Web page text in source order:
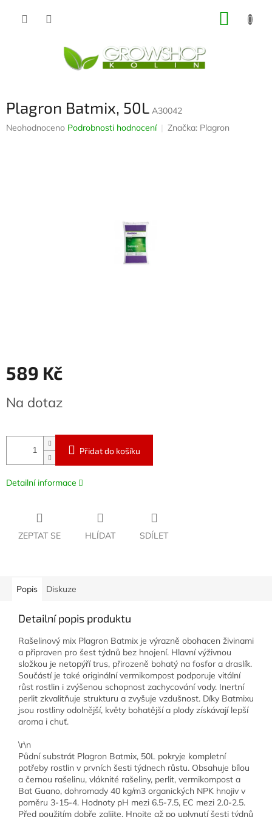
Plagron Batmix, 50L A30042
Průměrné
Neohodnoceno Podrobnosti hodnocení Značka: Plagron
589 Kč
cena:
Na dotaz
Přidat do košíku
Detailní informace
ZEPTAT SE HLÍDAT SDÍLET
Popis Diskuze
Detailní popis produktu
Rašelinový mix Plagron Batmix je výrazně obohacen živinami
a připraven pro šest týdnů bez hnojení. Hlavní výživnou
složkou je netopýří trus, přirozeně bohatý na fosfor a draslík.
Součástí je také originální vermikompost podporuje vitální
růst rostlin i zvýšenou schopnost zachycování vody. Inertní
perlit zkvalitňuje strukturu a zvyšuje vzdušnost. Díky Batmixu
jsou rostliny odolnější, květy bohatější a plody získávají lepší
aroma i chuť.
\r\n
Půdní substrát Plagron Batmix, 50L pokryje kompletní
potřeby rostlin v prvních šesti týdnech růstu. Obsahuje bílou
a černou rašelinu, vláknité rašeliny, perlit, vermikompost a
Bat Guano, dohromady 40 kg/m3 organických NPK hnojiv v
poměru 3-15-4. Hodnoty pH mezi 6.5-7.5, EC mezi 2.0-2.5.
Před použitím dobře zalijte. Hnojte až po uplynutí šesti týdnů